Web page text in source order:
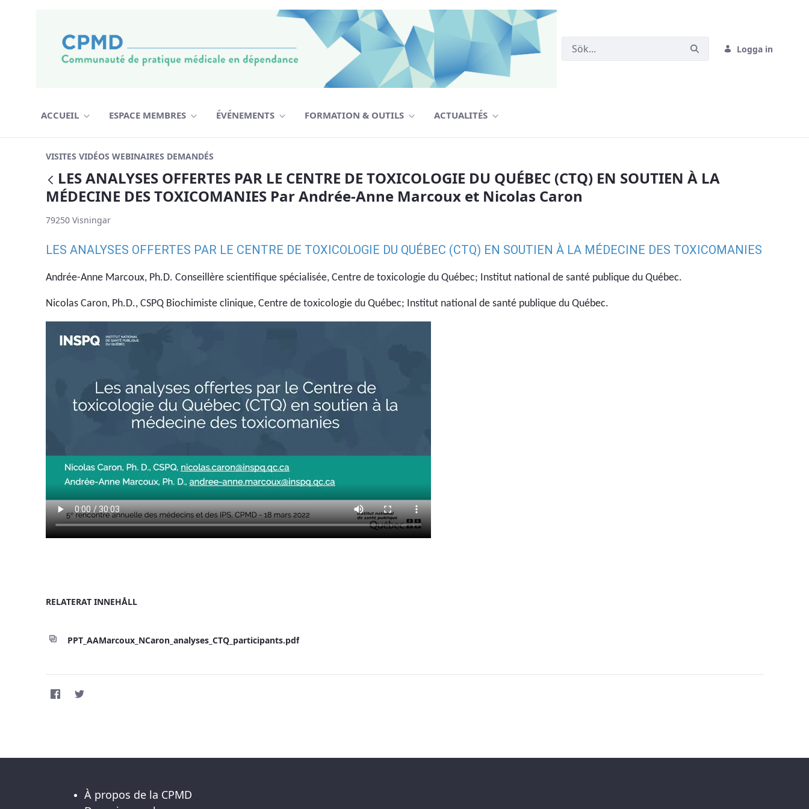
Logga in
ACCUEIL ESPACE MEMBRES ÉVÉNEMENTS FORMATION & OUTILS ACTUALITÉS
VISITES VIDÉOS WEBINAIRES DEMANDÉS
Tillbaka
LES ANALYSES OFFERTES PAR LE CENTRE DE TOXICOLOGIE DU QUÉBEC (CTQ) EN SOUTIEN À LA
MÉDECINE DES TOXICOMANIES Par Andrée-Anne Marcoux et Nicolas Caron
79250 Visningar
LES ANALYSES OFFERTES PAR LE CENTRE DE TOXICOLOGIE DU QUÉBEC (CTQ) EN SOUTIEN À LA MÉDECINE DES TOXICOMANIES
Andrée-Anne Marcoux, Ph.D. Conseillère scientifique spécialisée, Centre de toxicologie du Québec; Institut national de santé publique du Québec.
Nicolas Caron, Ph.D., CSPQ Biochimiste clinique, Centre de toxicologie du Québec; Institut national de santé publique du Québec.
RELATERAT INNEHÅLL
PPT_AAMarcoux_NCaron_analyses_CTQ_participants.pdf
À propos de la CPMD